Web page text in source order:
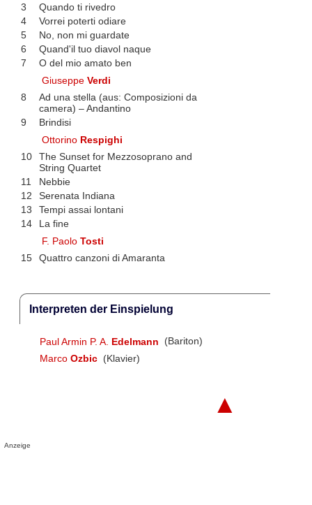
3
Quando ti rivedro
4
Vorrei poterti odiare
5
No, non mi guardate
6
Quand'il tuo diavol naque
7
O del mio amato ben
GiuseppeVerdi
8
Ad una stella (aus: Composizioni da
camera) – Andantino
9
Brindisi
Ottorino Respighi
10
The Sunset for Mezzosoprano and
String Quartet
11
Nebbie
12
Serenata Indiana
13
Tempi assai lontani
14
La fine
F. PaoloTosti
15
Quattro canzoni di Amaranta
Interpreten der Einspielung
Paul Armin P. A. Edelmann
(Bariton)
Marco Ozbic (Klavier)
▲
Anzeige